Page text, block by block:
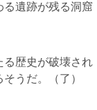
遺跡が残る洞窟
る歴史が破壊され
うだ。（了）